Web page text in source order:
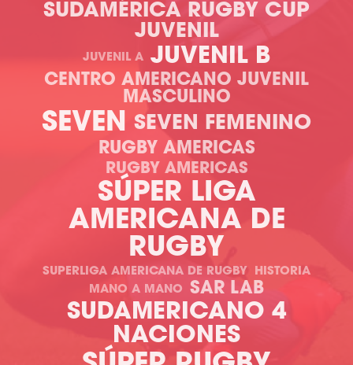
SUDAMÉRICA RUGBY CUP
JUVENIL
JUVENIL A JUVENIL B
CENTRO AMERICANO JUVENIL
MASCULINO
SEVEN SEVEN FEMENINO
RUGBY AMERICAS
RUGBY AMERICAS
SÚPER LIGA
AMERICANA DE
RUGBY
SUPERLIGA AMERICANA DE RUGBY
HISTORIA
MANO A MANO
SAR LAB
SUDAMERICANO 4
NACIONES